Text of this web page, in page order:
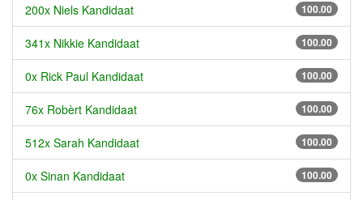
100.00
200x Niels Kandidaat
100.00
341x Nikkie Kandidaat
100.00
0x Rick Paul Kandidaat
100.00
76x Robèrt Kandidaat
100.00
512x Sarah Kandidaat
100.00
0x Sinan Kandidaat